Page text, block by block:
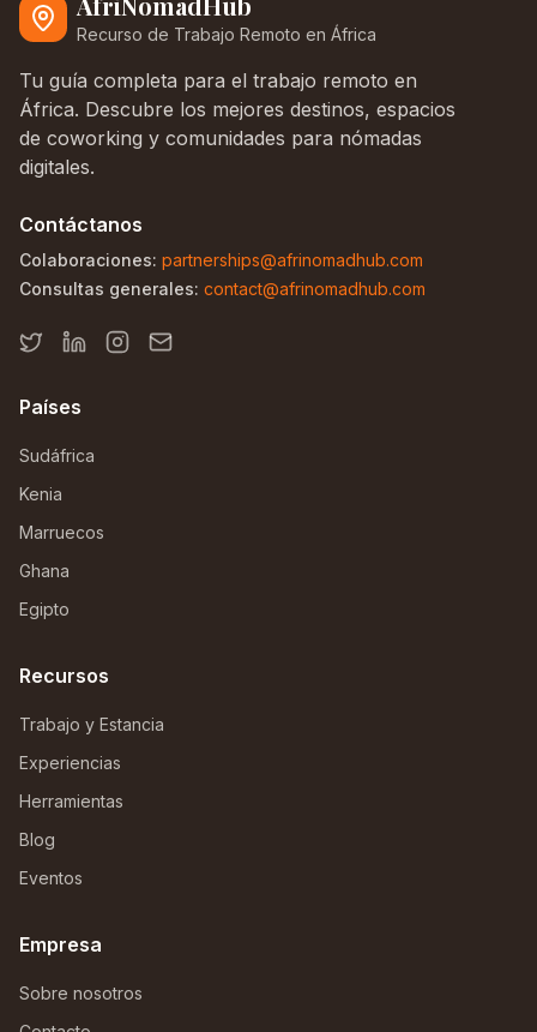
Recurso de Trabajo Remoto en África
Tu guía completa para el trabajo remoto en
África. Descubre los mejores destinos, espacios
de coworking y comunidades para nómadas
digitales.
Contáctanos
Colaboraciones: partnerships@afrinomadhub.com
Consultas generales: contact@afrinomadhub.com
Países
Sudáfrica
Kenia
Marruecos
Ghana
Egipto
Recursos
Trabajo y Estancia
Experiencias
Herramientas
Blog
Eventos
Empresa
Sobre nosotros